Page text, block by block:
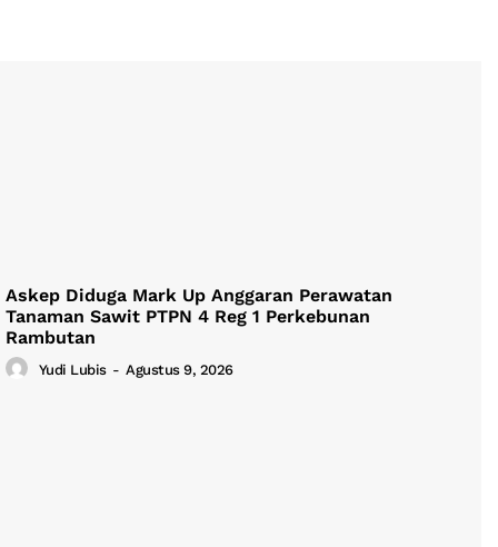
Askep Diduga Mark Up Anggaran Perawatan
Tanaman Sawit PTPN 4 Reg 1 Perkebunan
Rambutan
Yudi Lubis - Agustus 9, 2026